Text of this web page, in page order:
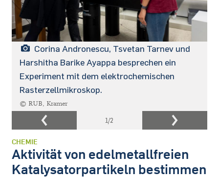
Corina Andronescu, Tsvetan Tarnev und
Harshitha Barike Ayappa besprechen ein
Experiment mit dem elektrochemischen
Rasterzellmikroskop.
© RUB, Kramer
1/2
CHEMIE
Aktivität von edelmetallfreien
Katalysatorpartikeln bestimmen